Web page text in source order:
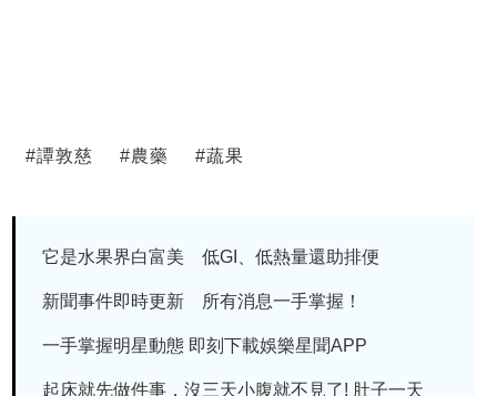
#譚敦慈 #農藥 #蔬果
它是水果界白富美 低GI、低熱量還助排便
新聞事件即時更新 所有消息一手掌握！
一手掌握明星動態 即刻下載娛樂星聞APP
起床就先做件事，沒三天小腹就不見了! 肚子一天